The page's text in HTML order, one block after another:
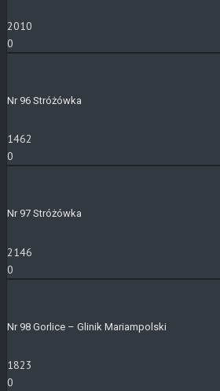
2010
0
Nr 96 Stróżówka
1462
0
Nr 97 Stróżówka
2146
0
Nr 98 Gorlice – Glinik Mariampolski
1823
0